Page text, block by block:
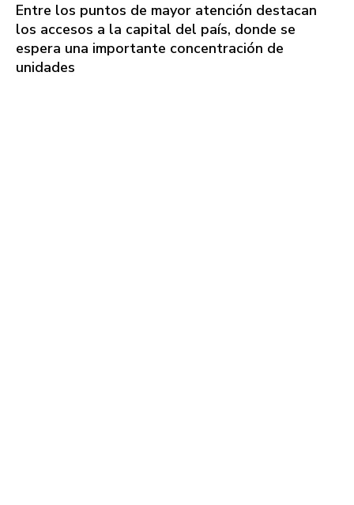
Entre los puntos de mayor atención destacan
los accesos a la capital del país, donde se
espera una importante concentración de
unidades